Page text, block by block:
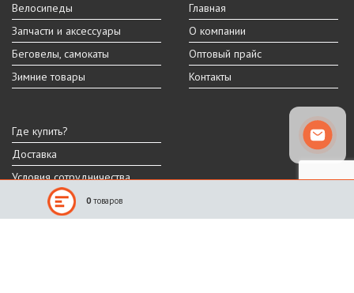
Велосипеды
Запчасти и аксессуары
Беговелы, самокаты
Зимние товары
Главная
О компании
Оптовый прайс
Контакты
Где купить?
Доставка
Условия сотрудничества
Реальный внешний вид и технические характеристики товара могут
0 товаров